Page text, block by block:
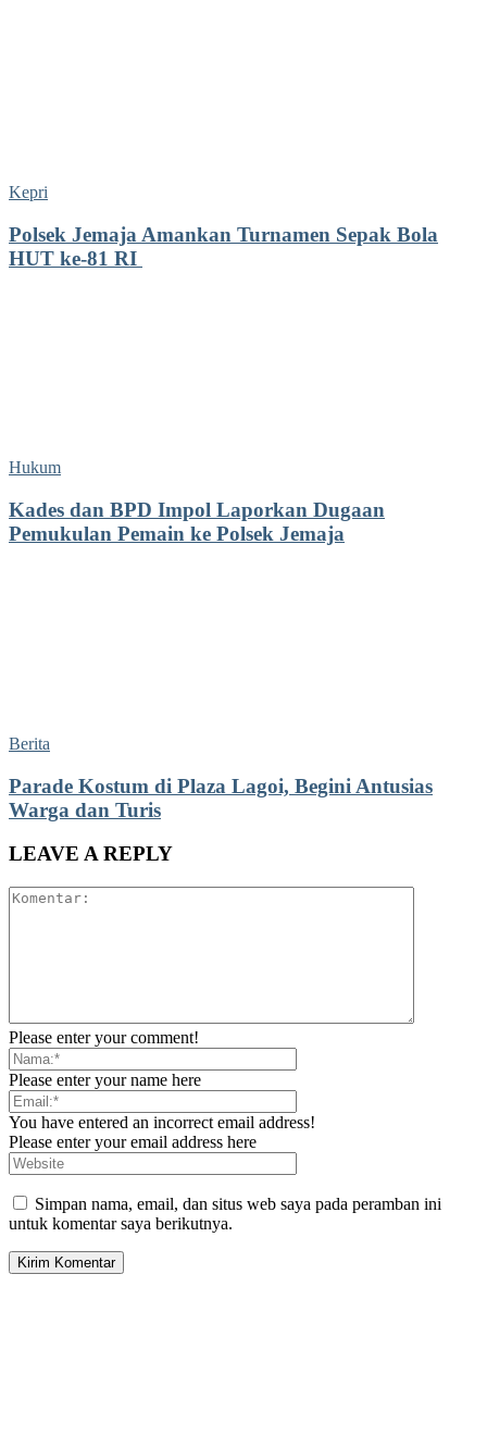
Kepri
Polsek Jemaja Amankan Turnamen Sepak Bola
HUT ke-81 RI ‎
Hukum
Kades dan BPD Impol Laporkan Dugaan
Pemukulan Pemain ke Polsek Jemaja
Berita
Parade Kostum di Plaza Lagoi, Begini Antusias
Warga dan Turis
LEAVE A REPLY
Please enter your comment!
Please enter your name here
You have entered an incorrect email address!
Please enter your email address here
Simpan nama, email, dan situs web saya pada peramban ini
untuk komentar saya berikutnya.